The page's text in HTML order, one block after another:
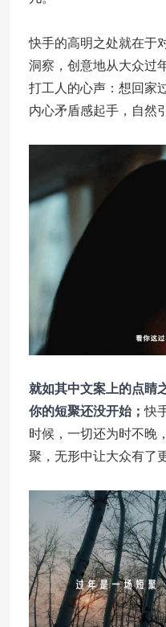
快手的高明之处就在于
洞察，创意地从大众过
打工人的心声：想回家
内心矛盾感起手，自然
就如其中文案上的点睛
你的短聚还没开始；快
时候，一切还为时不晚
聚，无形中让大众有了